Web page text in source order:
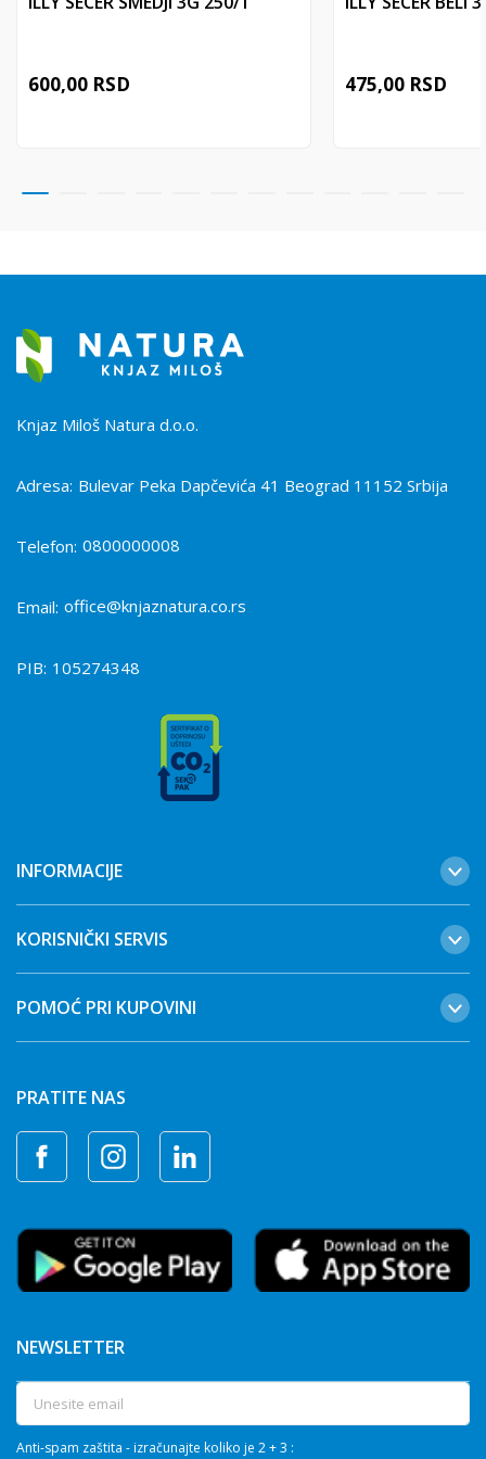
600,00 RSD 475,00 RSD
Knjaz Miloš Natura d.o.o.
Adresa: Bulevar Peka Dapčevića 41 Beograd 11152 Srbija
Telefon: 0800000008
Email: office@knjaznatura.co.rs
PIB: 105274348
INFORMACIJE
KORISNIČKI SERVIS
POMOĆ PRI KUPOVINI
PRATITE NAS
NEWSLETTER
Anti-spam zaštita - izračunajte koliko je 2 + 3 :